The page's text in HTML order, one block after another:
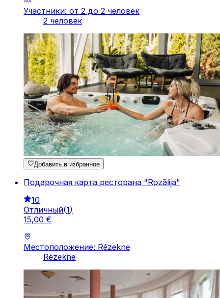
Участники: от 2 до 2 человек
2 человек
Добавить в избранное
Подарочная карта ресторана "Rozālija"
10
Отличный(1)
15,00 €
Местоположение: Rēzekne
Rēzekne